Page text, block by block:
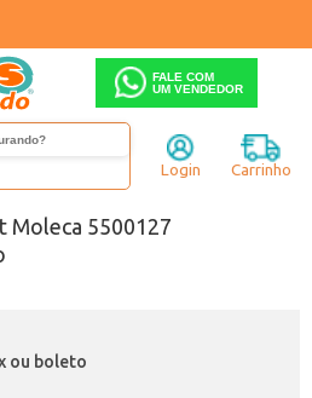
FALE COM
UM VENDEDOR
Login Carrinho
Salto baixo
Moleca 5500127
ou boleto